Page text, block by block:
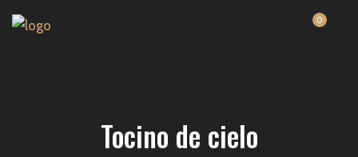
0
Tocino de cielo